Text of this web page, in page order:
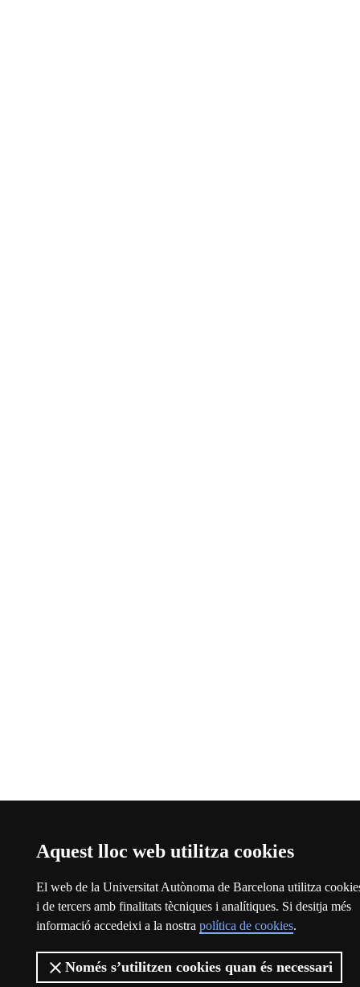
Aquest lloc web utilitza cookies
El web de la Universitat Autònoma de Barcelona utilitza
i de tercers amb finalitats tècniques i analítiques. Si desitja més
informació accedeixi a la nostra política de cookies.
Només s’utilitzen cookies quan és necessari